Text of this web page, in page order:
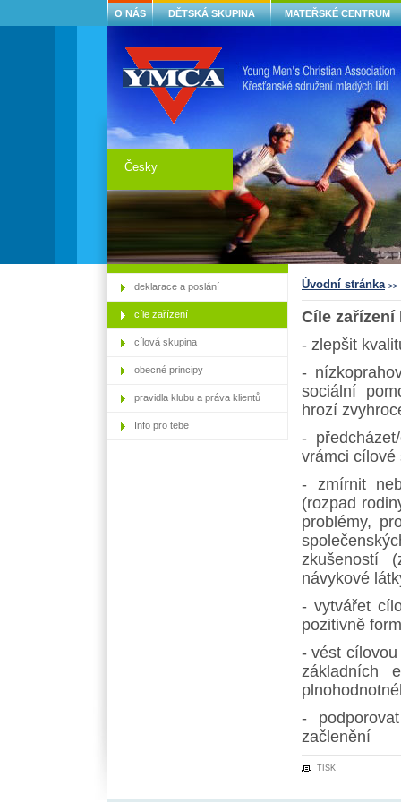
Cíle zařízení
- zlepšit
-
sociální
hrozí
-
vrámci cílové
- zmírnit
(rozpad
problémy,
zkušeností
návykové
- vytvářet
pozitivně
- vést
základních
-
začlenění
TISK
Česky
O NÁS DĚTSKÁ SKUPINA MATEŘSKÉ CENTRUM
deklarace a poslání
cíle zařízení
cílová skupina
obecné principy
pravidla klubu a práva klientů
Info pro tebe
Úvodní stránka >>